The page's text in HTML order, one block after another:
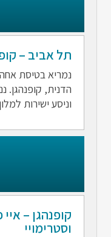
תל אביב –
נמריא בטיסת
הדנית, קופנהגן.
וניסע ישירות
קופנהגן –
וסטרימויי